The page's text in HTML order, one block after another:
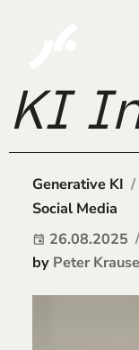
KI
Generative KI /
Social Media
event 26.08.2025
by Peter Krause